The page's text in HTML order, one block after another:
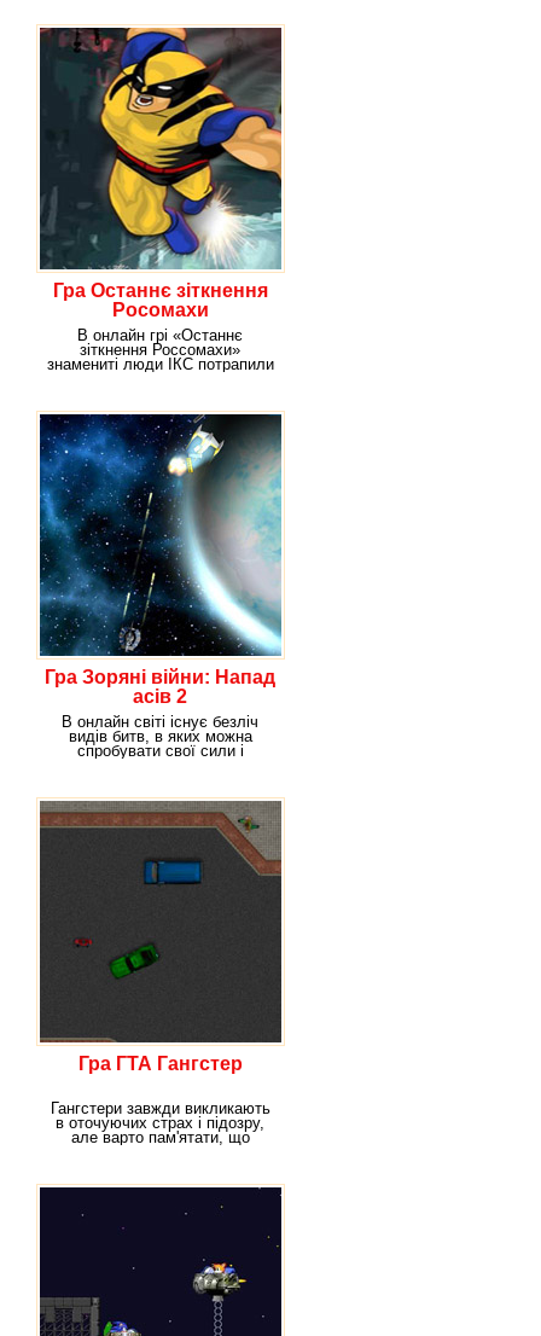
Гра Останнє зіткнення
Росомахи
В онлайн грі «Останнє
зіткнення Россомахи»
знамениті люди ІКС потрапили
Гра Зоряні війни: Напад
асів 2
В онлайн світі існує безліч
видів битв, в яких можна
спробувати свої сили і
Гра ГТА Гангстер
Гангстери завжди викликають
в оточуючих страх і підозру,
але варто пам'ятати, що